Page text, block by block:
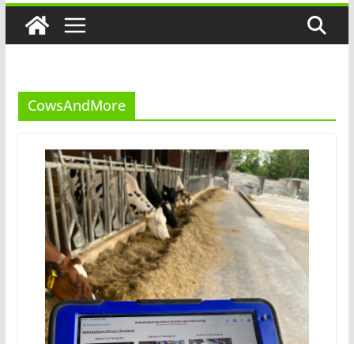
CowsAndMore